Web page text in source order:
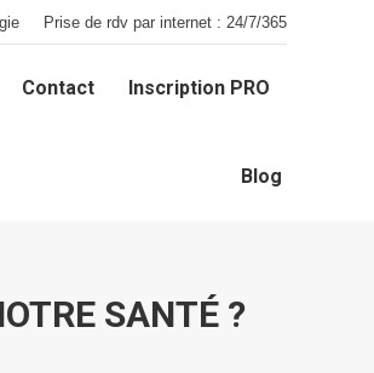
Prise de rdv par internet : 24/7/365
Contact Inscription PRO
Blog
SANTÉ ?
Contact Inscription PRO